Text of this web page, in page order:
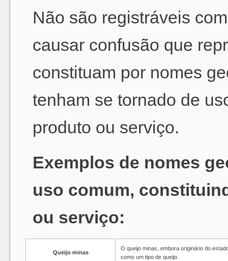
Não são registráveis
causar confusão que
constituam por nomes
tenham se tornado de
produto ou serviço.
Exemplos de nomes
uso comum,
ou serviço:
Queijo minas
O queijo minas, embora originário do
como um tipo de queijo.